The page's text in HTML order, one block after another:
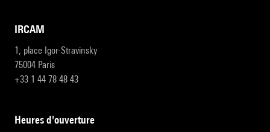
IRCAM
1, place Igor-Stravinsky
75004 Paris
+33 1 44 78 48 43
heures d'ouverture